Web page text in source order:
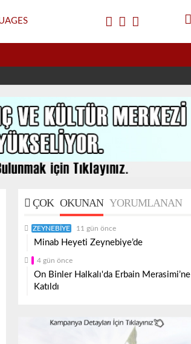
ÇOK OKUNAN YORUMLANAN
ZEYNEBIYE 11 gün önce
Minab Heyeti Zeynebiye’de
4 gün önce
On Binler Halkalı'da Erbain Merasimi’ne
Katıldı